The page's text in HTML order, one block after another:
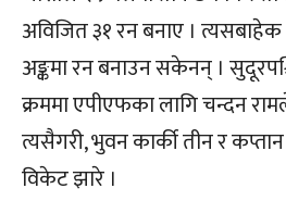
अविजित ३१ रन बनाए ।
अङ्कमा रन बनाउन सकेनन् ।
क्रममा एपीएफका लागि चन्दन
त्यसैगरी, भुवन कार्की तीन र
विकेट झारे ।